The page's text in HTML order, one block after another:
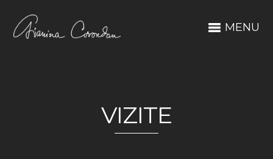
MENU
VIZITE